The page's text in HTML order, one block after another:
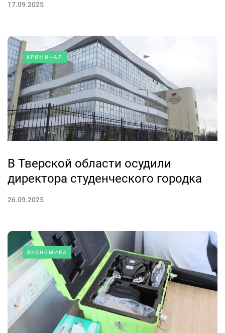
17.09.2025
КРИМИНАЛ
В Тверской области осудили
директора студенческого городка
26.09.2025
ЭКОНОМИКА